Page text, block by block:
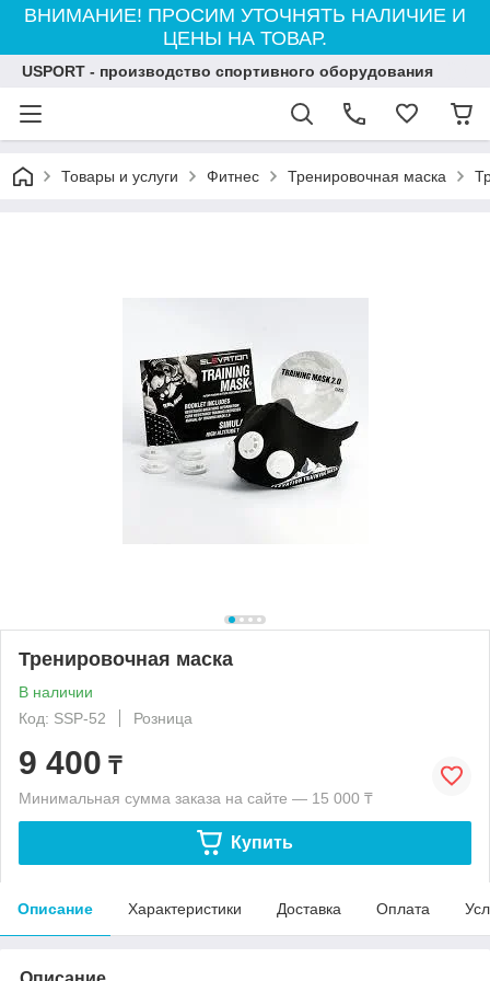
ВНИМАНИЕ! ПРОСИМ УТОЧНЯТЬ НАЛИЧИЕ И
ЦЕНЫ НА ТОВАР.
USPORT - производство спортивного оборудования
Товары и услуги Фитнес Тренировочная маска
Тренировочная маска
В наличии
Код: SSP-52
Розница
9 400 ₸
Минимальная сумма заказа на сайте — 15 000 ₸
Купить
Описание Характеристики Доставка Оплата